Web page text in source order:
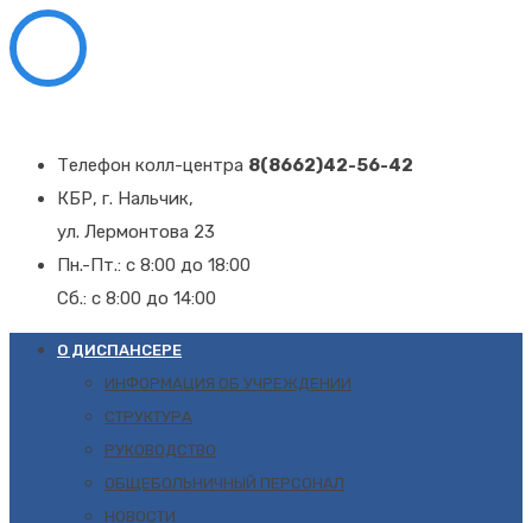
Телефон колл-центра 8(8662)42-56-42
КБР, г. Нальчик,
ул. Лермонтова 23
Пн.-Пт.: с 8:00 до 18:00
Сб.: с 8:00 до 14:00
О ДИСПАНСЕРЕ
ИНФОРМАЦИЯ ОБ УЧРЕЖДЕНИИ
СТРУКТУРА
РУКОВОДСТВО
ОБЩЕБОЛЬНИЧНЫЙ ПЕРСОНАЛ
НОВОСТИ